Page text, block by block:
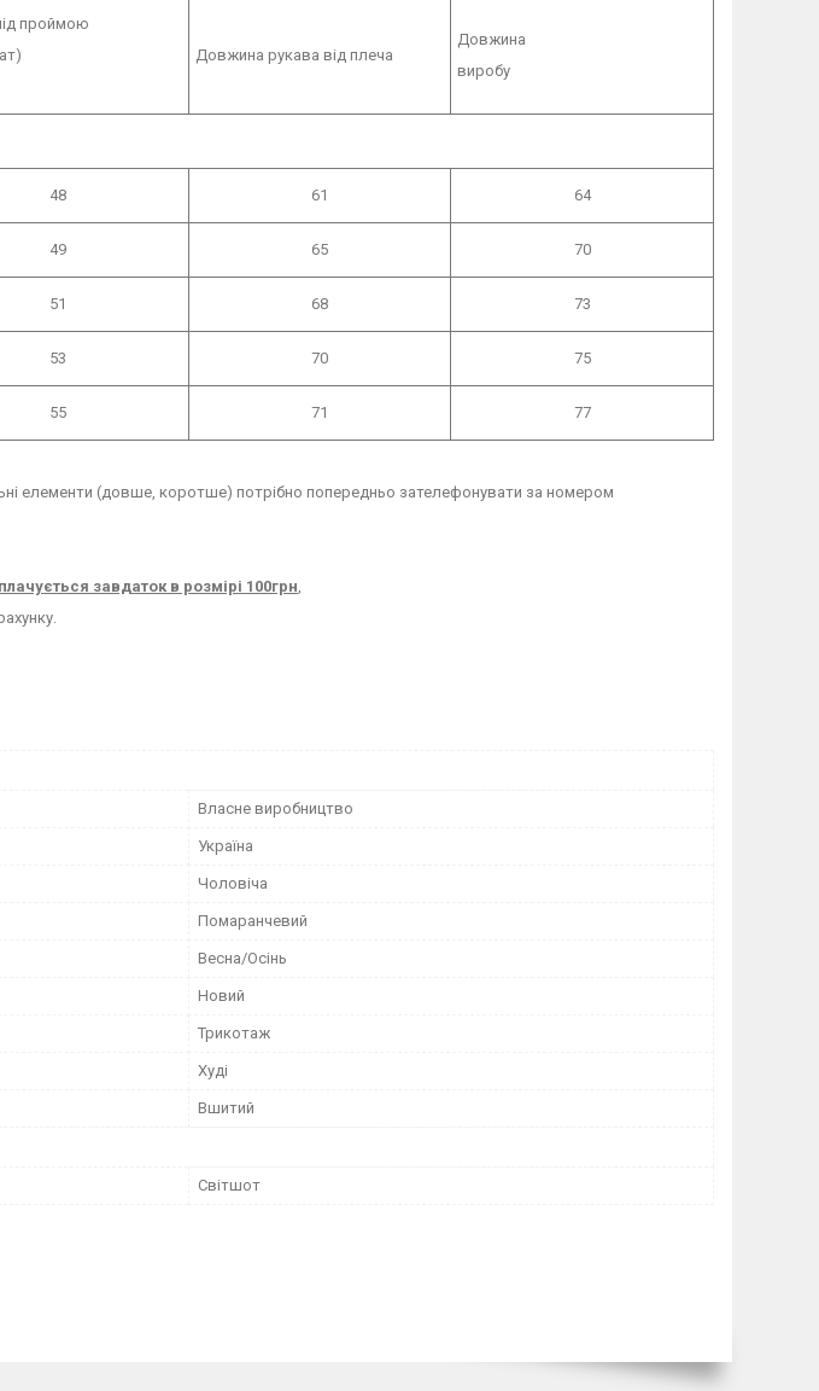
проймою
Довжина рукава від плеча
Довжина
виробу
48 61 64
49 65 70
51 68 73
53 70 75
55 71 77
елементи (довше, коротше) потрібно попередньо зателефонувати за номером
завдаток в розмірі 100грн
Власне виробництво
Україна
Чоловіча
Помаранчевий
Весна/Осінь
Новий
Трикотаж
Худі
Вшитий
Світшот